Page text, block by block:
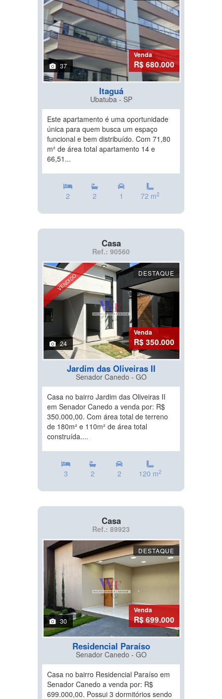
37
Venda
R$ 680.000
Itaguá
Ubatuba - SP
Este apartamento é uma oportunidade
única para quem busca um espaço
funcional e bem distribuído. Com 71,80
m² de área total apartamento 14 e
66,51...
2 2 1 72 m2
Casa
Ref.: 90560
VENDIDO DESTAQUE
24
Venda
R$ 350.000
Jardim das Oliveiras II
Senador Canedo - GO
Casa no bairro Jardim das Oliveiras II
em Senador Canedo a venda por: R$
350.000,00. Com área total de terreno
de 180m² e 110m² de área total
construída....
3 2 2 120 m2
Casa
Ref.: 89923
DESTAQUE
30
Venda
R$ 699.000
Residencial Paraíso
Senador Canedo - GO
Casa no bairro Residencial Paraíso em
Senador Canedo a venda por: R$
699.000,00. Possui 3 dormitórios sendo